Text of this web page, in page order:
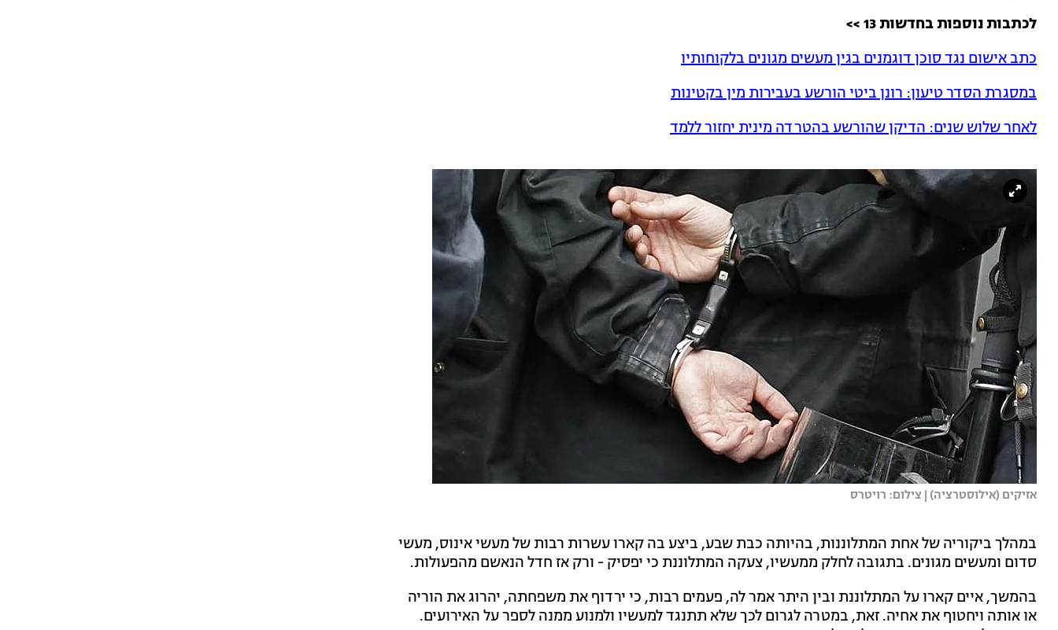
לכתבות נוספות בחדשות 13 >>
כתב אישום נגד סוכן דוגמנים בגין מעשים מגונים בלקוחותיו
במסגרת הסדר טיעון: רונן ביטי הורשע בעבירות מין בקטינות
לאחר שלוש שנים: הדיקן שהורשע בהטרדה מינית יחזור ללמד
אזיקים (אילוסטרציה) | צילום: רויטרס
במהלך ביקוריה של אחת המתלוננות, בהיותה כבת שבע, ביצע בה קארו עשרות רבות של מעשי אינוס, מעשי
סדום ומעשים מגונים. בתגובה לחלק ממעשיו, צעקה המתלוננת כי יפסיק - ורק אז חדל הנאשם מהפעולות.
בהמשך, איים קארו על המתלוננת ובין היתר אמר לה, פעמים רבות, כי ירדוף את משפחתה, יהרוג את הוריה
או אותה ויחטוף את אחיה. זאת, במטרה לגרום לכך שלא תתנגד למעשיו ולמנוע ממנה לספר על האירועים.